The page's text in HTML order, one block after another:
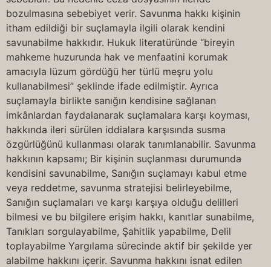
bozulmasına sebebiyet verir. Savunma hakkı kişinin
itham edildiği bir suçlamayla ilgili olarak kendini
savunabilme hakkıdır. Hukuk literatüründe “bireyin
mahkeme huzurunda hak ve menfaatini korumak
amacıyla lüzum gördüğü her türlü meşru yolu
kullanabilmesi” şeklinde ifade edilmiştir. Ayrıca
suçlamayla birlikte sanığın kendisine sağlanan
imkânlardan faydalanarak suçlamalara karşı koyması,
hakkında ileri sürülen iddialara karşısında susma
özgürlüğünü kullanması olarak tanımlanabilir. Savunma
hakkının kapsamı; Bir kişinin suçlanması durumunda
kendisini savunabilme, Sanığın suçlamayı kabul etme
veya reddetme, savunma stratejisi belirleyebilme,
Sanığın suçlamaları ve karşı karşıya olduğu delilleri
bilmesi ve bu bilgilere erişim hakkı, kanıtlar sunabilme,
Tanıkları sorgulayabilme, Şahitlik yapabilme, Delil
toplayabilme Yargılama sürecinde aktif bir şekilde yer
alabilme hakkını içerir. Savunma hakkını isnat edilen